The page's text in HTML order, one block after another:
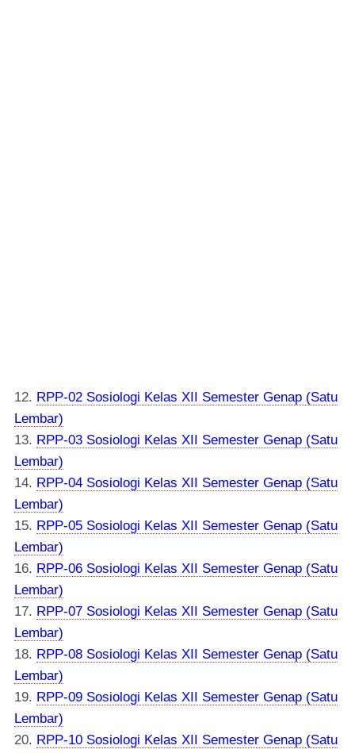
12. RPP-02 Sosiologi Kelas XII Semester Genap (Satu
Lembar)
13. RPP-03 Sosiologi Kelas XII Semester Genap (Satu
Lembar)
14. RPP-04 Sosiologi Kelas XII Semester Genap (Satu
Lembar)
15. RPP-05 Sosiologi Kelas XII Semester Genap (Satu
Lembar)
16. RPP-06 Sosiologi Kelas XII Semester Genap (Satu
Lembar)
17. RPP-07 Sosiologi Kelas XII Semester Genap (Satu
Lembar)
18. RPP-08 Sosiologi Kelas XII Semester Genap (Satu
Lembar)
19. RPP-09 Sosiologi Kelas XII Semester Genap (Satu
Lembar)
20. RPP-10 Sosiologi Kelas XII Semester Genap (Satu